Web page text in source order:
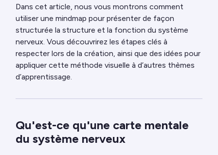
Dans cet article, nous vous montrons comment
utiliser une mindmap pour présenter de façon
structurée la structure et la fonction du système
nerveux. Vous découvrirez les étapes clés à
respecter lors de la création, ainsi que des idées pour
appliquer cette méthode visuelle à d’autres thèmes
d’apprentissage.
Qu'est-ce qu'une carte mentale
du système nerveux